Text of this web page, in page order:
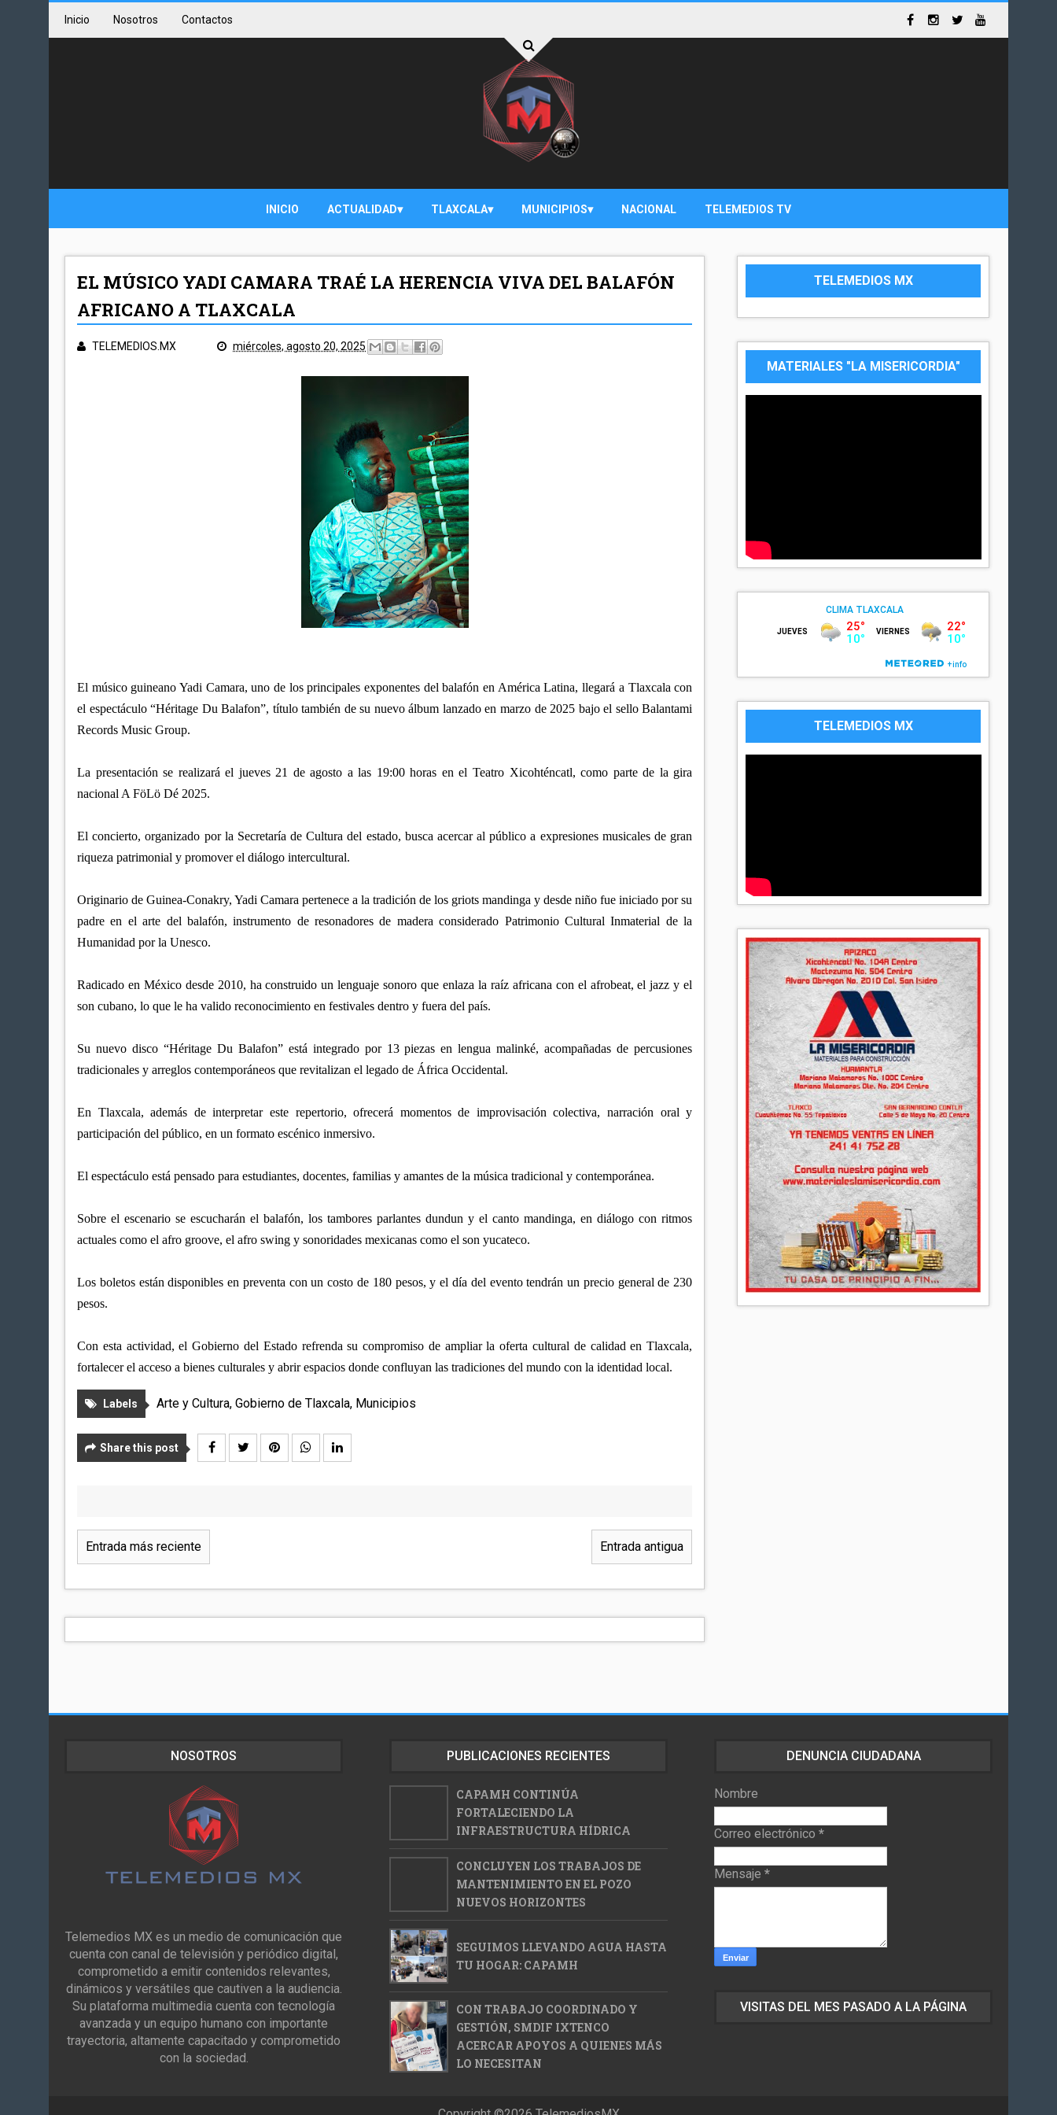
Inicio Nosotros Contactos
INICIO ACTUALIDAD TLAXCALA MUNICIPIOS NACIONAL TELEMEDIOS TV
EL MÚSICO YADI CAMARA TRAÉ LA HERENCIA VIVA DEL BALAFÓN
AFRICANO A TLAXCALA
TELEMEDIOS.MX miércoles, agosto 20, 2025
El músico guineano Yadi Camara, uno de los principales exponentes del balafón en América Latina, llegará a Tlaxcala con
el espectáculo “Héritage Du Balafon”, título también de su nuevo álbum lanzado en marzo de 2025 bajo el sello Balantami
Records Music Group.
La presentación se realizará el jueves 21 de agosto a las 19:00 horas en el Teatro Xicohténcatl, como parte de la gira
nacional A FöLö Dé 2025.
El concierto, organizado por la Secretaría de Cultura del estado, busca acercar al público a expresiones musicales de gran
riqueza patrimonial y promover el diálogo intercultural.
Originario de Guinea-Conakry, Yadi Camara pertenece a la tradición de los griots mandinga y desde niño fue iniciado por su
padre en el arte del balafón, instrumento de resonadores de madera considerado Patrimonio Cultural Inmaterial de la
Humanidad por la Unesco.
Radicado en México desde 2010, ha construido un lenguaje sonoro que enlaza la raíz africana con el afrobeat, el jazz y el
son cubano, lo que le ha valido reconocimiento en festivales dentro y fuera del país.
Su nuevo disco “Héritage Du Balafon” está integrado por 13 piezas en lengua malinké, acompañadas de percusiones
tradicionales y arreglos contemporáneos que revitalizan el legado de África Occidental.
En Tlaxcala, además de interpretar este repertorio, ofrecerá momentos de improvisación colectiva, narración oral y
participación del público, en un formato escénico inmersivo.
El espectáculo está pensado para estudiantes, docentes, familias y amantes de la música tradicional y contemporánea.
Sobre el escenario se escucharán el balafón, los tambores parlantes dundun y el canto mandinga, en diálogo con ritmos
actuales como el afro groove, el afro swing y sonoridades mexicanas como el son yucateco.
Los boletos están disponibles en preventa con un costo de 180 pesos, y el día del evento tendrán un precio general de 230
pesos.
Con esta actividad, el Gobierno del Estado refrenda su compromiso de ampliar la oferta cultural de calidad en Tlaxcala,
fortalecer el acceso a bienes culturales y abrir espacios donde confluyan las tradiciones del mundo con la identidad local.
Labels Arte y Cultura, Gobierno de Tlaxcala, Municipios
Share this post
Entrada más reciente Entrada antigua
TELEMEDIOS MX
MATERIALES "LA MISERICORDIA"
TELEMEDIOS MX
NOSOTROS
Telemedios MX es un medio de comunicación que
cuenta con canal de televisión y periódico digital,
comprometido a emitir contenidos relevantes,
dinámicos y versátiles que cautiven a la audiencia.
Su plataforma multimedia cuenta con tecnología
avanzada y un equipo humano con importante
trayectoria, altamente capacitado y comprometido
con la sociedad.
PUBLICACIONES RECIENTES
CAPAMH CONTINÚA
FORTALECIENDO LA
INFRAESTRUCTURA HÍDRICA
CONCLUYEN LOS TRABAJOS DE
MANTENIMIENTO EN EL POZO
NUEVOS HORIZONTES
SEGUIMOS LLEVANDO AGUA HASTA
TU HOGAR: CAPAMH
CON TRABAJO COORDINADO Y
GESTIÓN, SMDIF IXTENCO
ACERCAR APOYOS A QUIENES MÁS
LO NECESITAN
DENUNCIA CIUDADANA
Nombre
Correo electrónico *
Mensaje *
VISITAS DEL MES PASADO A LA PÁGINA